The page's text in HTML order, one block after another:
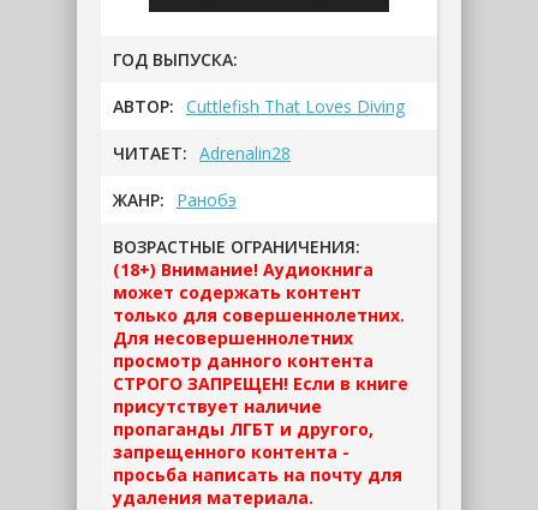
ГОД ВЫПУСКА:
АВТОР: Cuttlefish That Loves Diving
ЧИТАЕТ: Adrenalin28
ЖАНР: Ранобэ
ВОЗРАСТНЫЕ ОГРАНИЧЕНИЯ:
(18+) Внимание! Аудиокнига
может содержать контент
только для совершеннолетних.
Для несовершеннолетних
просмотр данного контента
СТРОГО ЗАПРЕЩЕН! Если в книге
присутствует наличие
пропаганды ЛГБТ и другого,
запрещенного контента -
просьба написать на почту для
удаления материала.